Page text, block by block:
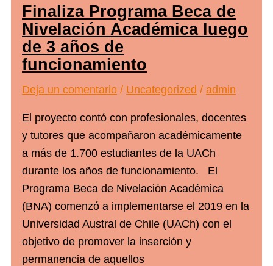
Finaliza Programa Beca de
Nivelación Académica luego
de 3 años de
funcionamiento
Deja un comentario / Uncategorized /admin
El proyecto contó con profesionales, docentes
y tutores que acompañaron académicamente
a más de 1.700 estudiantes de la UACh
durante los años de funcionamiento. El
Programa Beca de Nivelación Académica
(BNA) comenzó a implementarse el 2019 en la
Universidad Austral de Chile (UACh) con el
objetivo de promover la inserción y
permanencia de aquellos